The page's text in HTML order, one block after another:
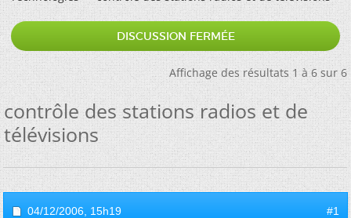
DISCUSSION FERMÉE
Affichage des résultats 1 à 6 sur 6
contrôle des stations radios et de
télévisions
04/12/2006, 15h19 #1